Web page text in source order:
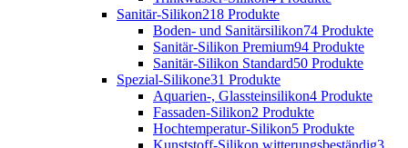
Sanitär-Silikon218 Produkte
Boden- und Sanitärsilikon74 Produkte
Sanitär-Silikon Premium94 Produkte
Sanitär-Silikon Standard50 Produkte
Spezial-Silikone31 Produkte
Aquarien-, Glassteinsilikon4 Produkte
Fassaden-Silikon2 Produkte
Hochtemperatur-Silikon5 Produkte
Kunststoff-Silikon witterungsbeständig3